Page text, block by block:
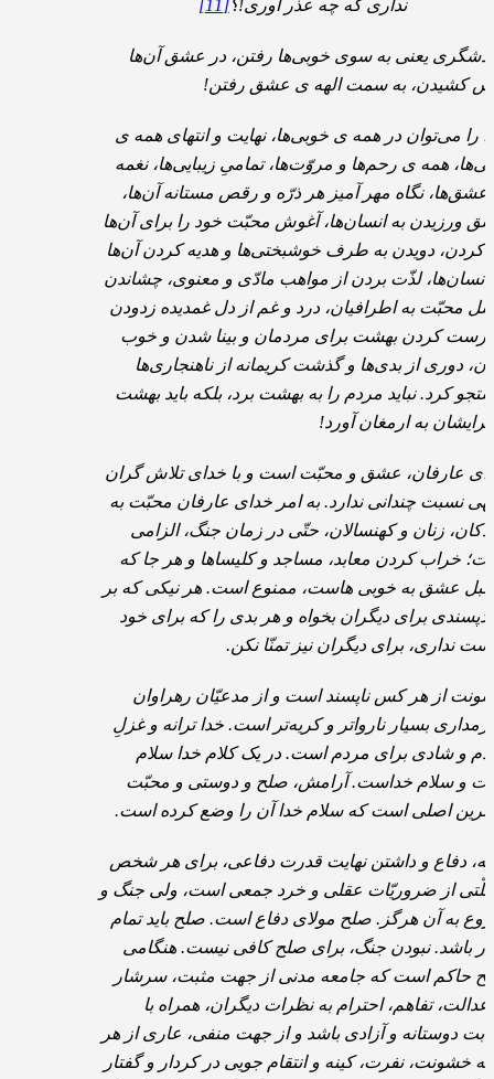
نداری که چه عذر آوری!؟[11]
یعنی به سوی خوبی‌ها رفتن، در عشق آن‌ها
کشیدن، به سمت الهه ی عشق رفتن!
را می‌توان در همه ی خوبی‌ها، نهایت و انتهای همه ی
همه ی رحم‌ها و مروّت‌ها، تمامیِ زیبایی‌ها، نغمه
نگاه مهر آمیز هر ذرّه و رقص مستانه آن‌ها،
ورزیدن به انسان‌ها، آغوش محبّت خود را برای آن‌ها
کردن، دویدن به طرف خوشبختی‌ها و هدیه کردن آن‌ها
انسان‌ها، لذّت بردن از مواهب مادّی و معنوی، چشاندن
محبّت به اطرافیان، درد و غم از دل غمدیده زدودن
کردن بهشت برای مردمان و بینا شدن و خوب
دوری از بدی‌ها و گذشت کریمانه از ناهنجاری‌ها
کرد. نباید مردم را به بهشت برد، بلکه باید بهشت
برایشان به ارمغان آورد!
عارفان، عشق و محبّت است و با خدای تلاش گران
نسبت چندانی ندارد. به امر خدای عارفان محبّت به
زنان و کهنسالان، حتّی در زمان جنگ، الزامی
خراب کردن معابد، مساجد و کلیساها و هر جا که
عشق به خوبی هاست، ممنوع است. هر نیکی که بر
برای دیگران بخواه و هر بدی را که برای خود
نداری، برای دیگران نیز تمنّا نکن.
از هر کس ناپسند است و از مدعیّان رهراوان
بسیار نارواتر و کریه‌تر است. خدا ترانه و غزلِ
و شادی برای مردم است. در یک کلام خدا سلام
و سلام خداست. آرامش، صلح و دوستی و محبّت
اصلی است که سلام خدا آن را وضع کرده است.
دفاع و داشتن نهایت قدرت دفاعی، برای هر شخص
از ضروریّات عقلی و خرد جمعی است، ولی جنگ و
به آن هرگز. صلح مولای دفاع است. صلح باید تمام
باشد. نبودن جنگ، برای صلح کافی نیست. هنگامی
حاکم است که جامعه مدنی از جهت مثبت، سرشار
عدالت، تفاهم، احترام به نظرات دیگران، همراه با
دوستانه و آزادی باشد و از جهت منفی، عاری از هر
خشونت، نفرت، کینه و انتقام جویی در کردار و گفتار